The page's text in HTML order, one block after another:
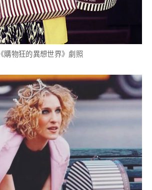
《購物狂的異想世界》劇照